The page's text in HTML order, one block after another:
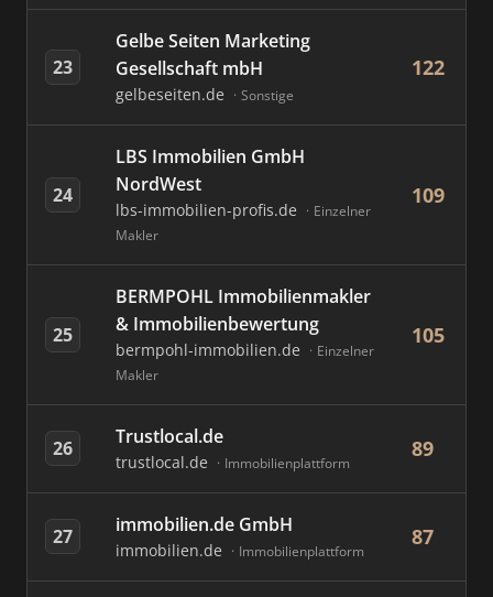
23
Gelbe Seiten Marketing
Gesellschaft mbH
gelbeseiten.de Sonstige
122
24
LBS Immobilien GmbH
NordWest
lbs-immobilien-profis.de
Einzelner
Makler
109
25
BERMPOHL Immobilienmakler
& Immobilienbewertung
bermpohl-immobilien.de
Einzelner
Makler
105
26 Trustlocal.de
trustlocal.de Immobilienplattform
89
27 immobilien.de GmbH
immobilien.de Immobilienplattform
87